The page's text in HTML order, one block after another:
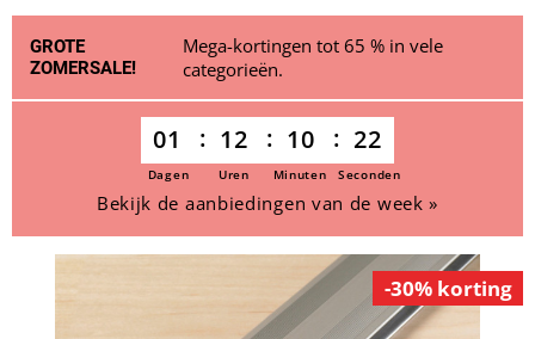
GROTE
ZOMERSALE!
Mega-kortingen tot 65 % in vele
categorieën.
01 12 10 22
Dagen Uren Minuten Seconden
Bekijk de aanbiedingen van de week »
-30% korting